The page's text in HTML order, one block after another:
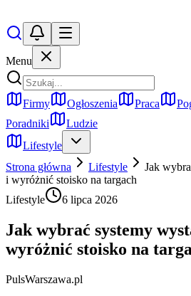
Menu
Firmy Ogłoszenia Praca
Poradniki
Ludzie
Lifestyle
Strona główna
Lifestyle
Jak
i wyróżnić stoisko na targach
Lifestyle
6 lipca 2026
Jak wybrać systemy
wyróżnić stoisko na
PulsWarszawa.pl